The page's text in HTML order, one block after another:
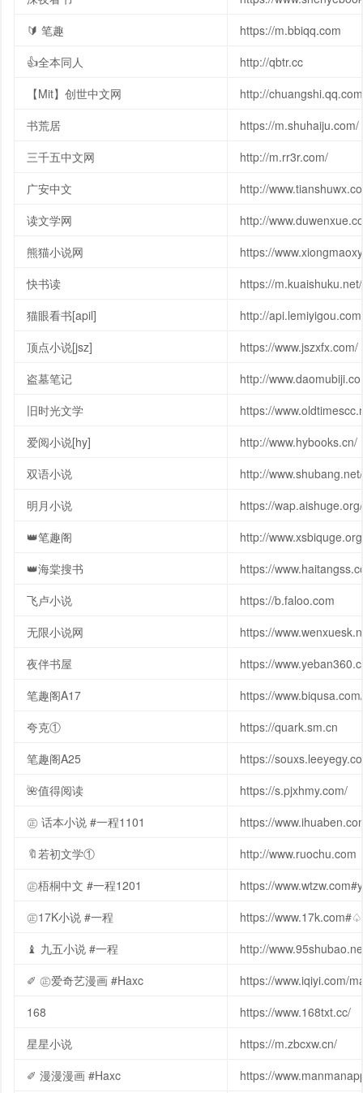
🔰 笔趣
https://m.bbiqq.com
👍全本同人
http://qbtr.cc
【Mit】创世中文网
http://chuangshi.qq.com
书荒居
https://m.shuhaiju.com/
三千五中文网
http://m.rr3r.com/
广安中文
http://
读文学网
http://
熊猫小说网
https://
快书读
https://m.kuaishuku.net/
猫眼看书[apil]
http://
顶点小说[jsz]
https://www.jszxfx.com/
盗墓笔记
http://
旧时光文学
https://
爱阅小说[hy]
http://www.hybooks.cn/
双语小说
http://www.shubang.net/
明月小说
https://wap.aishuge.org/
👑笔趣阁
http://
👑海棠搜书
https://
飞卢小说
https://b.faloo.com
无限小说网
https://
夜伴书屋
https://
笔趣阁A17
https://
夸克①
https://quark.sm.cn
笔趣阁A25
https://
🌺值得阅读
https://s.pjxhmy.com/
㊣ 话本小说 #一程1101
https://
🔖若初文学①
http://www.ruochu.com
㊣梧桐中文 #一程1201
https://
㊣17K小说 #一程
https://
♝ 九五小说 #一程
http://
✐ ㊣爱奇艺漫画 #Haxc
https://www.iqiyi.com/
168
https://www.168txt.cc/
星星小说
https://m.zbcxw.cn/
✐ 漫漫漫画 #Haxc
https://